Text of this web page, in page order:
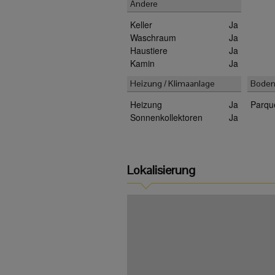
Andere
Keller
Ja
Waschraum
Ja
Haustiere
Ja
Kamin
Ja
Heizung / Klimaanlage
Heizung
Ja
Sonnenkollektoren
Ja
Lokalisierung